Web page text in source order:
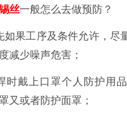
丝一般怎么去做预防？
如果工序及条件允许，尽
减少噪声危害；
时戴上口罩个人防护用
又或者防护面罩；